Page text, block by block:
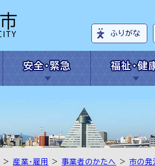
ふりがな
安全・緊急 福祉・健
> 産業・雇用 >事業者のかたへ >市の発